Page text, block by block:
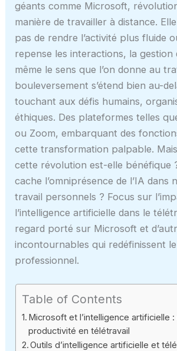
géants comme Microsoft,
manière de travailler à distance.
pas de rendre l’activité plus fluide
repense les interactions, la gestion
même le sens que l’on donne au
bouleversement s’étend bien au-
touchant aux défis humains,
éthiques. Des plateformes telles
ou Zoom, embarquant des
cette transformation palpable.
cette révolution est-elle bénéfique
cache l’omniprésence de l’IA dans
travail personnels ? Focus sur
l’intelligence artificielle dans le
regard porté sur Microsoft et
incontournables qui redéfinissent
professionnel.
Table of Contents
Microsoft et l’intelligence artificielle
productivité en télétravail
Outils d’intelligence artificielle et